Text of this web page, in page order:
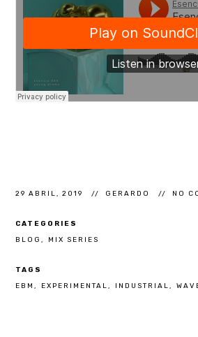
29 ABRIL, 2019 GERARDO NO
CATEGORIES
BLOG MIX SERIES
TAGS
EBM EXPERIMENTAL INDUSTRIAL